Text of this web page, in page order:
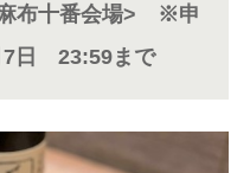
布十番会場> ※申
7日 23:59まで